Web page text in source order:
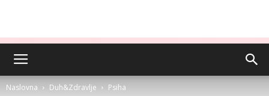
Naslovna Duh&Zdravlje Psiha